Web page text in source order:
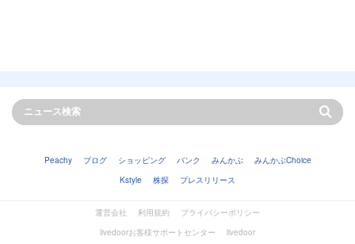
Peachy ブログ ショッピング バンク みんかぶ
みんかぶChoice
Kstyle
株探 プレスリリース
運営会社 利用規約
プライバシーポリシー
livedoorお客様サポートセンター
livedoor